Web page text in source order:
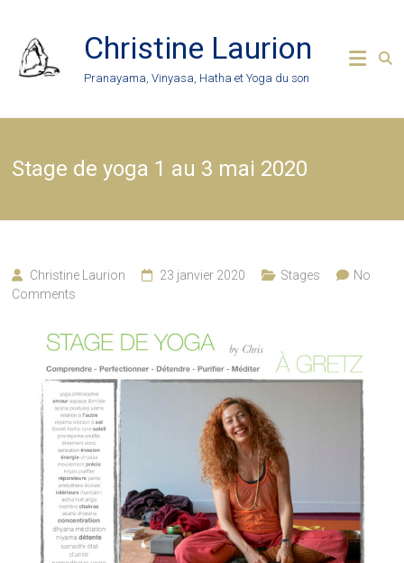
content
Christine Laurion
Pranayama, Vinyasa, Hatha et Yoga du son
Stage de yoga 1 au 3 mai 2020
Christine Laurion 23 janvier 2020 Stages
No
Comments